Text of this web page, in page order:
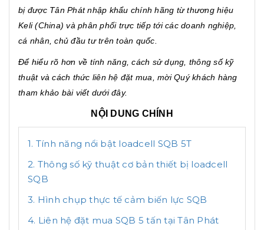
bị được Tân Phát nhập khẩu chính hãng từ thương hiệu
Keli (China) và phân phối trực tiếp tới các doanh nghiệp,
cá nhân, chủ đầu tư trên toàn quốc.
Để hiểu rõ hơn về tính năng, cách sử dụng, thông số kỹ
thuật và cách thức liên hệ đặt mua, mời Quý khách hàng
tham khảo bài viết dưới đây.
NỘI DUNG CHÍNH
1. Tính năng nổi bật loadcell SQB 5T
2. Thông số kỹ thuật cơ bản thiết bị loadcell
SQB
3. Hình chụp thực tế cảm biến lực SQB
4. Liên hệ đặt mua SQB 5 tấn tại Tân Phát